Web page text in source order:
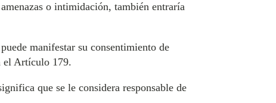
o intimidación, también entraría
manifestar su consentimiento de
el Artículo 179.
que se le considera responsable de